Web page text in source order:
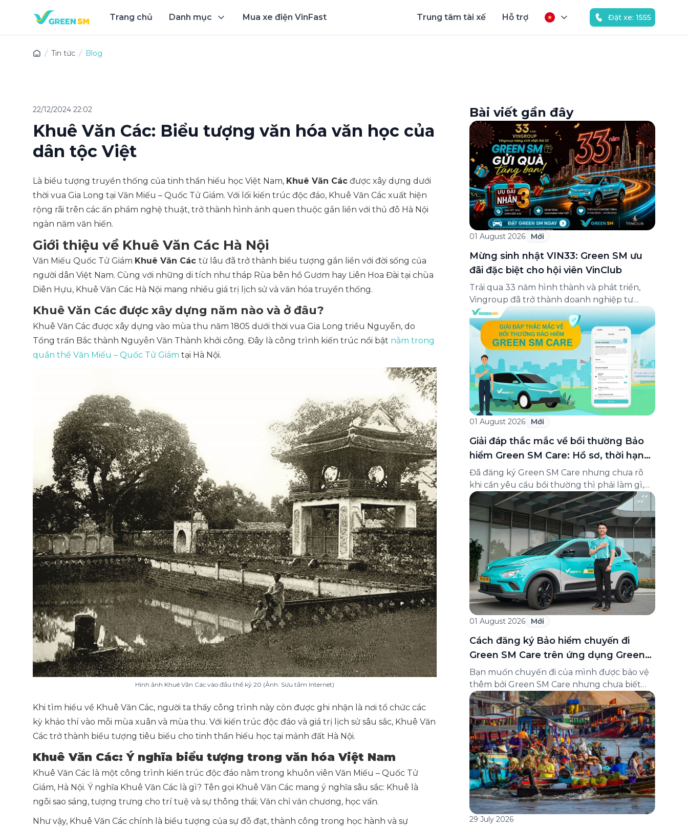
Trang chủ Danh mục Mua xe điện VinFast Trung tâm tài xế Hỗ trợ Đặt xe: 1555
Tin tức Blog
22/12/2024 22:02
Khuê Văn Các: Biểu tượng văn hóa văn học của
dân tộc Việt
Là biểu tượng truyền thống của tinh thần hiếu học Việt Nam, Khuê Văn Các được xây dựng dưới
thời vua Gia Long tại Văn Miếu – Quốc Tử Giám. Với lối kiến trúc độc đáo, Khuê Văn Các xuất hiện
rộng rãi trên các ấn phẩm nghệ thuật, trở thành hình ảnh quen thuộc gắn liền với thủ đô Hà Nội
ngàn năm văn hiến.
Giới thiệu về Khuê Văn Các Hà Nội
Văn Miếu Quốc Tử Giám Khuê Văn Các từ lâu đã trở thành biểu tượng gắn liền với đời sống của
người dân Việt Nam. Cùng với những di tích như tháp Rùa bên hồ Gươm hay Liên Hoa Đài tại chùa
Diên Hựu, Khuê Văn Các Hà Nội mang nhiều giá trị lịch sử và văn hóa truyền thống.
Khuê Văn Các được xây dựng năm nào và ở đâu?
Khuê Văn Các được xây dựng vào mùa thu năm 1805 dưới thời vua Gia Long triều Nguyễn, do
Tổng trấn Bắc thành Nguyễn Văn Thành khởi công. Đây là công trình kiến trúc nổi bật nằm trong
quần thể Văn Miếu – Quốc Tử Giám tại Hà Nội.
Hình ảnh Khuê Văn Các vào đầu thế kỷ 20 (Ảnh: Sưu tầm Internet)
Khi tìm hiểu về Khuê Văn Các, người ta thấy công trình này còn được ghi nhận là nơi tổ chức các
kỳ khảo thí vào mỗi mùa xuân và mùa thu. Với kiến trúc độc đáo và giá trị lịch sử sâu sắc, Khuê Văn
Các trở thành biểu tượng tiêu biểu cho tinh thần hiếu học tại mảnh đất Hà Nội.
Khuê Văn Các: Ý nghĩa biểu tượng trong văn hóa Việt Nam
Khuê Văn Các là một công trình kiến trúc độc đáo nằm trong khuôn viên Văn Miếu – Quốc Tử
Giám, Hà Nội. Ý nghĩa Khuê Văn Các là gì? Tên gọi Khuê Văn Các mang ý nghĩa sâu sắc: Khuê là
ngôi sao sáng, tượng trưng cho trí tuệ và sự thông thái; Văn chỉ văn chương, học vấn.
Như vậy, Khuê Văn Các chính là biểu tượng của sự đỗ đạt, thành công trong học hành và sự
Bài viết gần đây
01 August 2026 Mới
Mừng sinh nhật VIN33: Green SM ưu
đãi đặc biệt cho hội viên VinClub
Trải qua 33 năm hình thành và phát triển,
Vingroup đã trở thành doanh nghiệp tư
nhân đa ngành lớn nhất Việt Nam, lọt Top 30
doanh nghiệp lớn nhất Đông Nam Á theo
bảng xếp hạng của Tạp chí Fortune (Mỹ).
Nhân kỷ niệm 33 năm thành lập (8/8/1993
đến 8/8/2026), Green SM trân […]
01 August 2026 Mới
Giải đáp thắc mắc về bồi thường Bảo
hiểm Green SM Care: Hồ sơ, thời hạn
và cách liên hệ hỗ trợ
Đã đăng ký Green SM Care nhưng chưa rõ
khi cần yêu cầu bồi thường thì phải làm gì,
hồ sơ ra sao, hay giấy chứng nhận bảo hiểm
tìm ở đâu? Bài viết này tổng hợp đầy đủ các
câu hỏi thường gặp nhất về quy trình bồi
thường và hỗ trợ của Green […]
01 August 2026 Mới
Cách đăng ký Bảo hiểm chuyến đi
Green SM Care trên ứng dụng Green
SM
Bạn muốn chuyến đi của mình được bảo vệ
thêm bởi Green SM Care nhưng chưa biết
đăng ký ở đâu? Bài viết dưới đây sẽ hướng
dẫn chi tiết cách tham gia (và hủy tham gia)
gói bảo hiểm này ngay trên ứng dụng Green
SM, cùng những lưu ý quan trọng trước khi
[…]
29 July 2026